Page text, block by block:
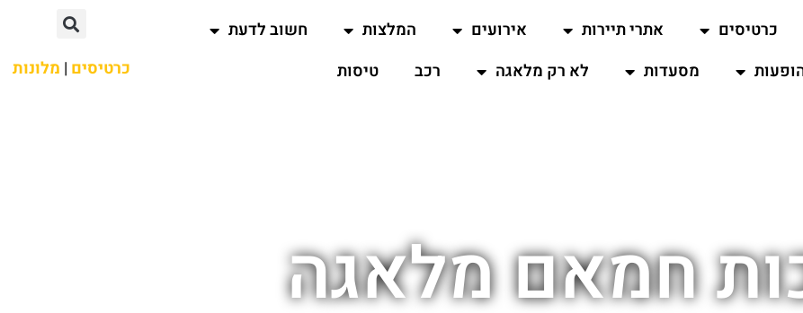
כרטיסים אתרי תיירות אירועים המלצות
חשוב לדעת
מסעדות לא רק מלאגה רכב טיסות כרטיסים | מלונות
חמאם מלאגה